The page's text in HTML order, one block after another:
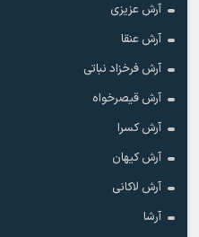
آرش عزیزی
آرش عنقا
آرش فرخزاد نباتی
آرش قیصرخواه
آرش کسرا
آرش کیهان
آرش لاکانی
آرشا